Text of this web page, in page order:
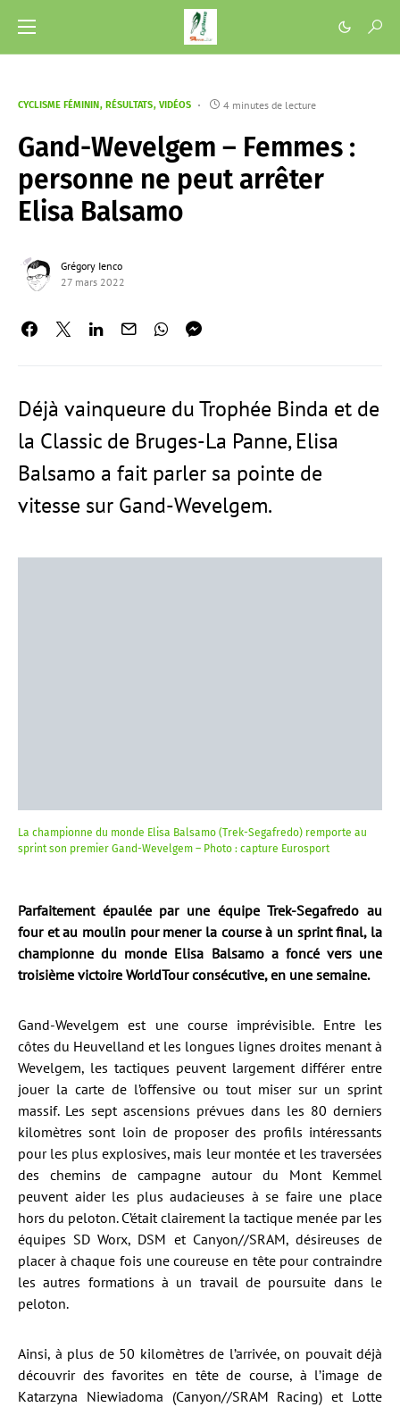
CYCLISME FÉMININ RÉSULTATS VIDÉOS 4 minutes de lecture
Gand-Wevelgem – Femmes :
personne ne peut arrêter
Elisa Balsamo
Grégory Ienco
27 mars 2022
Déjà vainqueure du Trophée Binda et de
la Classic de Bruges-La Panne, Elisa
Balsamo a fait parler sa pointe de
vitesse sur Gand-Wevelgem.
La championne du monde Elisa Balsamo (Trek-Segafredo) remporte au
sprint son premier Gand-Wevelgem – Photo : capture Eurosport
Parfaitement épaulée par une équipe Trek-Segafredo au
four et au moulin pour mener la course à un sprint final, la
championne du monde Elisa Balsamo a foncé vers une
troisième victoire WorldTour consécutive, en une semaine.
Gand-Wevelgem est une course imprévisible. Entre les
côtes du Heuvelland et les longues lignes droites menant à
Wevelgem, les tactiques peuvent largement différer entre
jouer la carte de l’offensive ou tout miser sur un sprint
massif. Les sept ascensions prévues dans les 80 derniers
kilomètres sont loin de proposer des profils intéressants
pour les plus explosives, mais leur montée et les traversées
des chemins de campagne autour du Mont Kemmel
peuvent aider les plus audacieuses à se faire une place
hors du peloton. C’était clairement la tactique menée par les
équipes SD Worx, DSM et Canyon//SRAM, désireuses de
placer à chaque fois une coureuse en tête pour contraindre
les autres formations à un travail de poursuite dans le
peloton.
Ainsi, à plus de 50 kilomètres de l’arrivée, on pouvait déjà
découvrir des favorites en tête de course, à l’image de
Katarzyna Niewiadoma (Canyon//SRAM Racing) et Lotte